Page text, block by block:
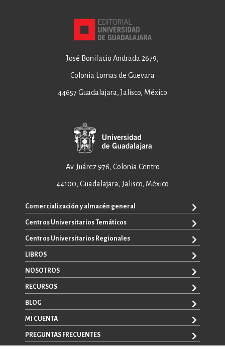
José Bonifacio Andrada 2679,
Colonia Lomas de Guevara
44657 Guadalajara, Jalisco, México
Av. Juárez 976, Colonia Centro
44100, Guadalajara, Jalisco, México
Comercialización y almacén general
ventas@editorial.udg.mx
WhatsApp: +52 33 1433 6869
Centros Universitarios Temáticos
CUAAD
CUCEA
CUCBA
CUCEI
CUCSH
Centros Universitarios Regionales
CUAAD
CUCBA
CUCOSTA
CUCHAPALA
CUCSH
CUSUR
LIBROS
TODOS LOS LIBROS
E-BOOKS
CATÁLOGOS
NOSOTROS
SOBRE NOSOTROS
CONTACTO
RECURSOS
PROMOCIONALES
CONVOCATORIAS
BLOG
LA VENTANA ROJA
MI CUENTA
REGISTRO
PREGUNTAS FRECUENTES